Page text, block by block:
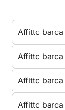
Affitto barca
Affitto barca
Affitto barca
Affitto barca